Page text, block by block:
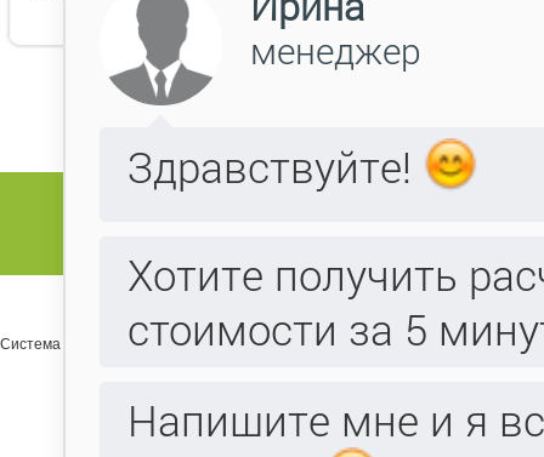
Система управления сайтом Host CMS